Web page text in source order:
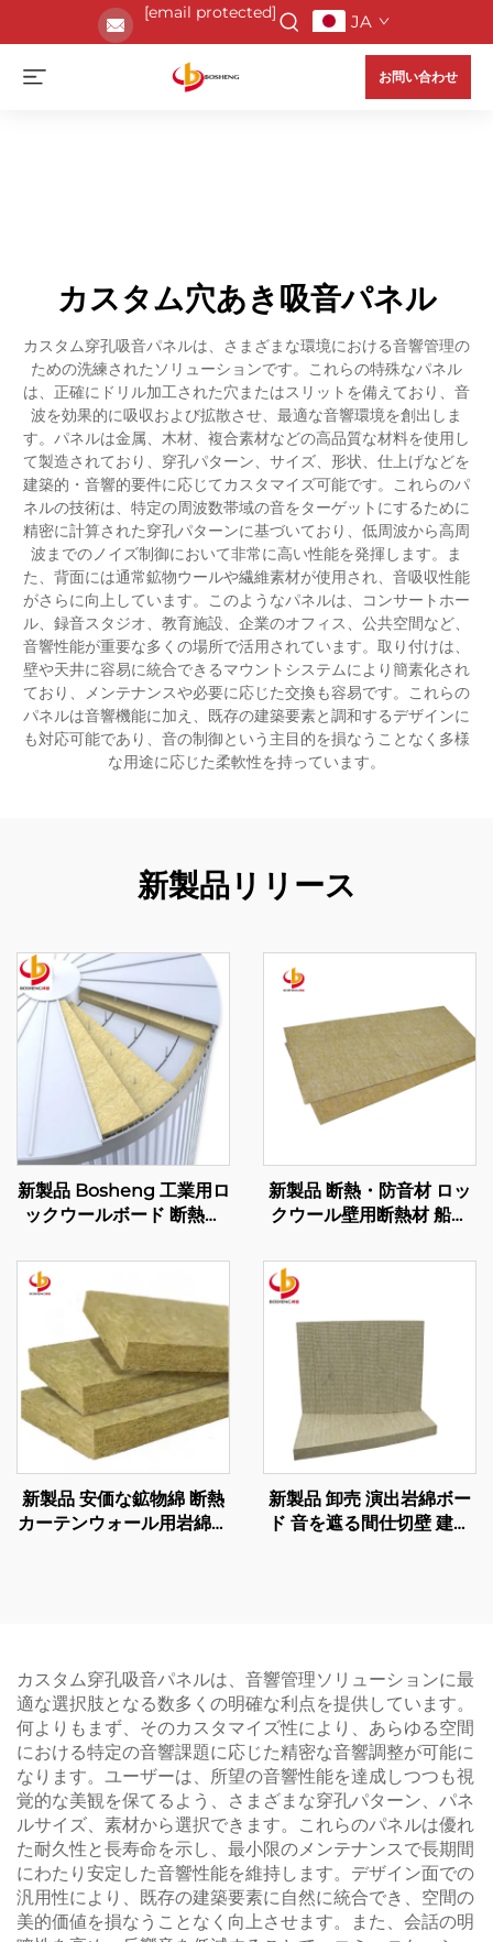
[email protected] JA
お問い合わせ
カスタム穴あき吸音パネル
カスタム穿孔吸音パネルは、さまざまな環境における音響管理の
ための洗練されたソリューションです。これらの特殊なパネル
は、正確にドリル加工された穴またはスリットを備えており、音
波を効果的に吸収および拡散させ、最適な音響環境を創出しま
す。パネルは金属、木材、複合素材などの高品質な材料を使用し
て製造されており、穿孔パターン、サイズ、形状、仕上げなどを
建築的・音響的要件に応じてカスタマイズ可能です。これらのパ
ネルの技術は、特定の周波数帯域の音をターゲットにするために
精密に計算された穿孔パターンに基づいており、低周波から高周
波までのノイズ制御において非常に高い性能を発揮します。ま
た、背面には通常鉱物ウールや繊維素材が使用され、音吸収性能
がさらに向上しています。このようなパネルは、コンサートホー
ル、録音スタジオ、教育施設、企業のオフィス、公共空間など、
音響性能が重要な多くの場所で活用されています。取り付けは、
壁や天井に容易に統合できるマウントシステムにより簡素化され
ており、メンテナンスや必要に応じた交換も容易です。これらの
パネルは音響機能に加え、既存の建築要素と調和するデザインに
も対応可能であり、音の制御という主目的を損なうことなく多様
な用途に応じた柔軟性を持っています。
新製品リリース
新製品 Bosheng 工業用ロ
ックウールボード 断熱ロ
クウールスラブ 建材
新製品 断熱・防音材 ロッ
クウール壁用断熱材 船舶
新製品 安価な鉱物綿 断熱
カーテンウォール用岩綿ボ
新製品 卸売 演出岩綿ボー
ド 音を遮る間仕切壁 建築
カスタム穿孔吸音パネルは、音響管理ソリューションに最
適な選択肢となる数多くの明確な利点を提供しています。
何よりもまず、そのカスタマイズ性により、あらゆる空間
における特定の音響課題に応じた精密な音響調整が可能に
なります。ユーザーは、所望の音響性能を達成しつつも視
覚的な美観を保てるよう、さまざまな穿孔パターン、パネ
ルサイズ、素材から選択できます。これらのパネルは優れ
た耐久性と長寿命を示し、最小限のメンテナンスで長期間
にわたり安定した音響性能を維持します。デザイン面での
汎用性により、既存の建築要素に自然に統合でき、空間の
美的価値を損なうことなく向上させます。また、会話の明